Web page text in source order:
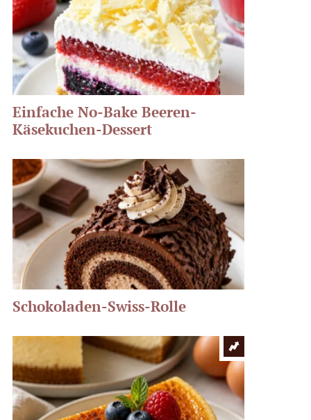
Einfache No-Bake Beeren-
Käsekuchen-Dessert
Schokoladen-Swiss-Rolle